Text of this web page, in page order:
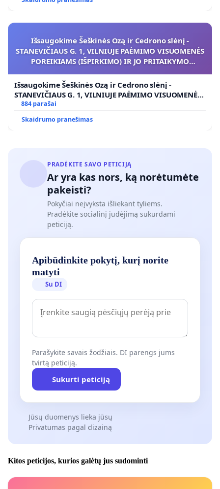
Išsaugokime Šeškinės Ozą ir Cedrono slėnį -
STANEVIČIAUS G. 1, VILNIUJE PAĖMIMO VISUOMENĖS
POREIKIAMS (IŠPIRKIMO) IR JO PRITAIKYMO
Išsaugokime Šeškinės Ozą ir Cedrono slėnį -
STANEVIČIAUS G. 1, VILNIUJE PAĖMIMO VISUOMENĖS
POREIKIAMS (IŠPIRKIMO) IR JO PRITAIKYMO VIEŠAJAI
ŽELDYNŲ FUNKCIJAI
884 parašai
Skaidrumo pranešimas
PRADĖKITE SAVO PETICIJĄ
Ar yra kas nors, ką norėtumėte
pakeisti?
Pokyčiai neįvyksta išliekant tyliems.
Pradėkite socialinį judėjimą sukurdami
peticiją.
Apibūdinkite pokytį, kurį norite
matyti
Su DI
Parašykite savais žodžiais. DI parengs jums
tvirtą peticiją.
Sukurti peticiją
Jūsų duomenys lieka jūsų
Privatumas pagal dizainą
Kitos peticijos, kurios galėtų jus sudominti